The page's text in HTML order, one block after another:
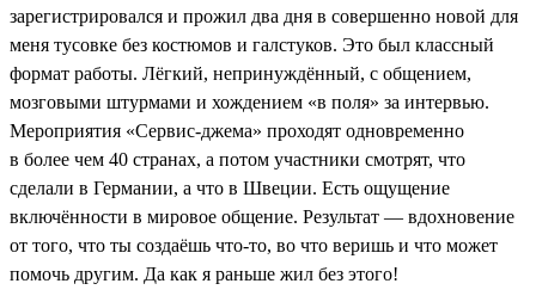
зарегистрировался и прожил два дня в совершенно новой для
меня тусовке без костюмов и галстуков. Это был классный
формат работы. Лёгкий, непринуждённый, с общением,
мозговыми штурмами и хождением «в поля» за интервью.
Мероприятия «Сервис-джема» проходят одновременно
в более чем 40 странах, а потом участники смотрят, что
сделали в Германии, а что в Швеции. Есть ощущение
включённости в мировое общение. Результат — вдохновение
от того, что ты создаёшь что-то, во что веришь и что может
помочь другим. Да как я раньше жил без этого!